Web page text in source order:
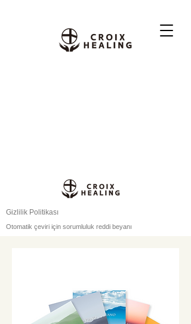
Gizlilik Politikası
Otomatik çeviri için sorumluluk reddi beyanı